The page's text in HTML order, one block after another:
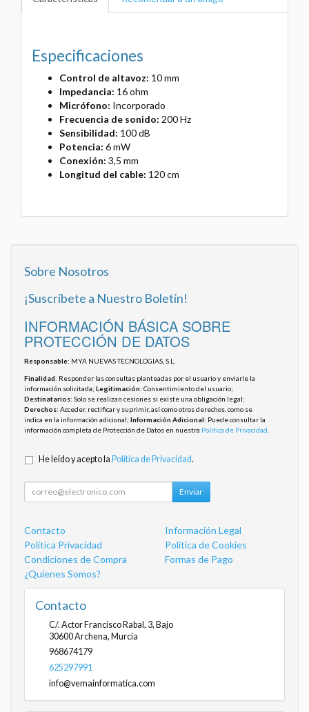
Especificaciones
Control de altavoz: 10 mm
Impedancia: 16 ohm
Micrófono: Incorporado
Frecuencia de sonido: 200 Hz
Sensibilidad: 100 dB
Potencia: 6 mW
Conexión: 3,5 mm
Longitud del cable: 120 cm
Sobre Nosotros
¡Suscríbete a Nuestro Boletín!
INFORMACIÓN BÁSICA SOBRE
PROTECCIÓN DE DATOS
Responsable: MYA NUEVAS TECNOLOGIAS, S.L.
Finalidad: Responder las consultas planteadas por el usuario y enviarle la
información solicitada; Legitimación: Consentimiento del usuario;
Destinatarios: Solo se realizan cesiones si existe una obligación legal;
Derechos: Acceder, rectificar y suprimir, así como otros derechos, como se
indica en la información adicional; Información Adicional: Puede consultar la
información completa de Protección de Datos en nuestra Política de Privacidad
He leído y acepto la Política de Privacidad.
Enviar
Contacto
Información Legal
Política Privacidad
Política de Cookies
Condiciones de Compra
Formas de Pago
¿Quienes Somos?
Contacto
C/. Actor Francisco Rabal, 3, Bajo
30600Archena, Murcia
968674179
625297991
info@vemainformatica.com